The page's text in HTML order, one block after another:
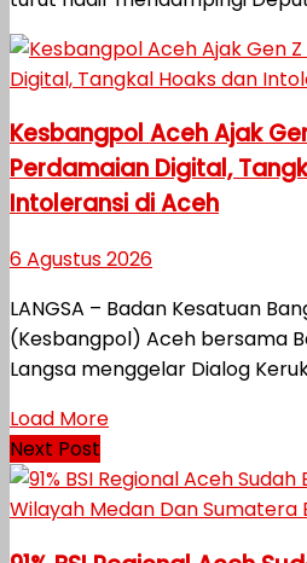
Kesbangpol Aceh Ajak
Perdamaian Digital,
Intoleransi di Aceh
6 Agustus 2026
LANGSA – Badan Kesatuan
(Kesbangpol) Aceh bersama
Langsa menggelar Dialog
Load More
Next Post